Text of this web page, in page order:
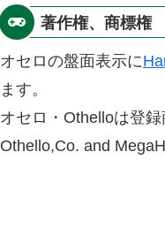
著作権、商標権
オセロの盤面表示に
ます。
オセロ・Othelloは登
Othello,Co. and